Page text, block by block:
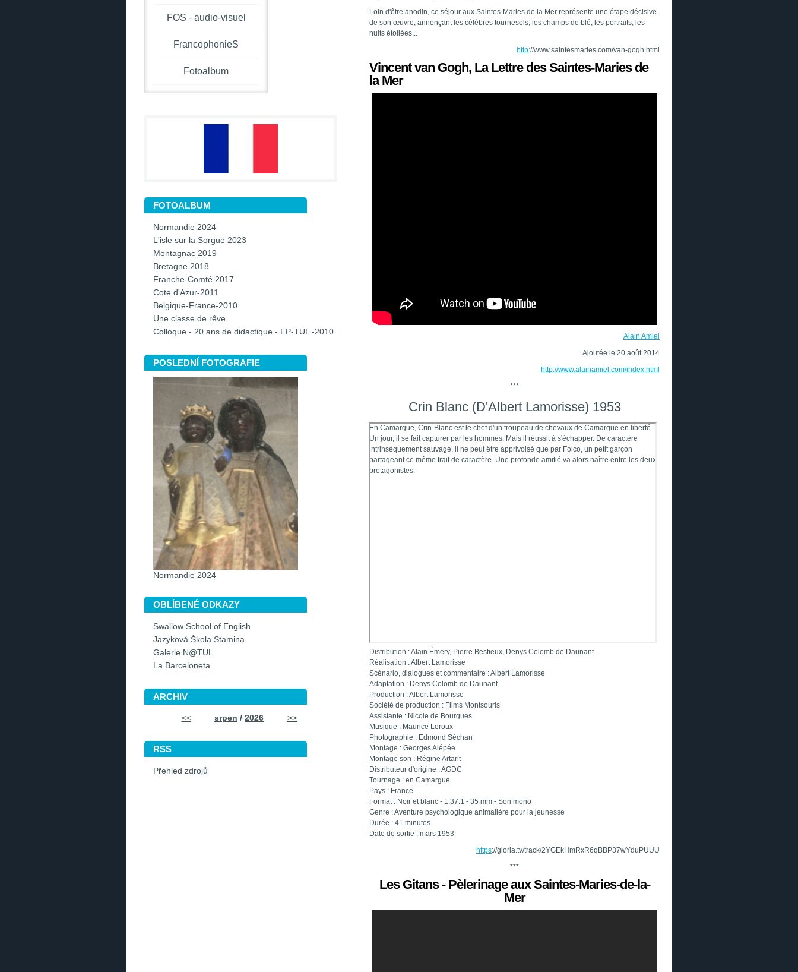
Loin d'être anodin, ce séjour aux Saintes-Maries de la Mer représente une étape décisive
de son œuvre, annonçant les célèbres tournesols, les champs de blé, les portraits, les
nuits étoilées...
http://www.saintesmaries.com/van-gogh.html
Vincent van Gogh, La Lettre des Saintes-Maries de
la Mer
Alain Amiel
Ajoutée le 20 août 2014
http://www.alainamiel.com/index.html
***
Crin Blanc (D'Albert Lamorisse) 1953
En Camargue, Crin-Blanc est le chef d'un troupeau de chevaux de Camargue en liberté.
Un jour, il se fait capturer par les hommes. Mais il réussit à s'échapper. De caractère
intrinsèquement sauvage, il ne peut être apprivoisé que par Folco, un petit garçon
partageant ce même trait de caractère. Une profonde amitié va alors naître entre les deux
protagonistes.
Distribution : Alain Émery, Pierre Bestieux, Denys Colomb de Daunant
Réalisation : Albert Lamorisse
Scénario, dialogues et commentaire : Albert Lamorisse
Adaptation : Denys Colomb de Daunant
Production : Albert Lamorisse
Société de production : Films Montsouris
Assistante : Nicole de Bourgues
Musique : Maurice Leroux
Photographie : Edmond Séchan
Montage : Georges Alépée
Montage son : Régine Artarit
Distributeur d'origine : AGDC
Tournage : en Camargue
Pays : France
Format : Noir et blanc - 1,37:1 - 35 mm - Son mono
Genre : Aventure psychologique animalière pour la jeunesse
Durée : 41 minutes
Date de sortie : mars 1953
https://gloria.tv/track/2YGEkHmRxR6qBBP37wYduPUUU
***
Les Gitans - Pèlerinage aux Saintes-Maries-de-la-
Mer
FOS - audio-visuel
FrancophonieS
Fotoalbum
FOTOALBUM
Normandie 2024
L'isle sur la Sorgue 2023
Montagnac 2019
Bretagne 2018
Franche-Comté 2017
Cote d'Azur-2011
Belgique-France-2010
Une classe de rêve
Colloque - 20 ans de didactique - FP-TUL -2010
POSLEDNÍ FOTOGRAFIE
Normandie 2024
OBLÍBENÉ ODKAZY
Swallow School of English
Jazyková Škola Stamina
Galerie N@TUL
La Barceloneta
ARCHIV
<< srpen / 2026 >>
RSS
Přehled zdrojů